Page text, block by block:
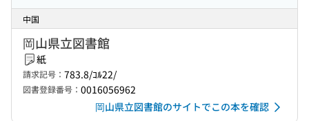
中国
岡山県立図書館
紙
請求記号： 783.8/ｺﾙ22/
図書登録番号： 0016056962
岡山県立図書館のサイトでこの本を確認